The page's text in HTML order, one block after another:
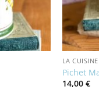
LA CUISINE
Pichet
14,00 €